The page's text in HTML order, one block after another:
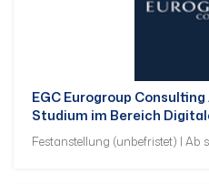
EGC Eurogroup
Studium im Bereich
Festanstellung (unbefristet) | Ab